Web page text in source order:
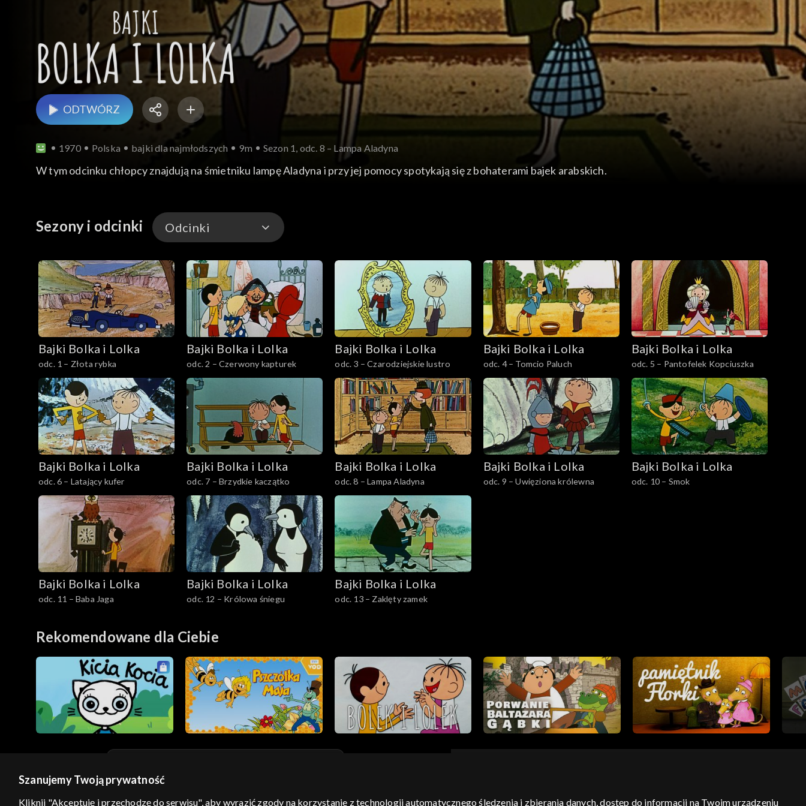
ODTWÓRZ
1970 Polska bajki dla najmłodszych 9m Sezon 1, odc. 8 – Lampa Aladyna
W tym odcinku chłopcy znajdują na śmietniku lampę Aladyna i przy jej pomocy spotykają się z bohaterami bajek arabskich.
Sezony i odcinki Odcinki
Odcinki
Bajki Bolka i Lolka
odc. 1 – Złota rybka
Bajki Bolka i Lolka
odc. 2 – Czerwony kapturek
Bajki Bolka i Lolka
odc. 3 – Czarodziejskie lustro
Bajki Bolka i Lolka
odc. 4 – Tomcio Paluch
Bajki Bolka i Lolka
odc. 5 – Pantofelek Kopciuszka
Bajki Bolka i Lolka
odc. 6 – Latający kufer
Bajki Bolka i Lolka
odc. 7 – Brzydkie kaczątko
Bajki Bolka i Lolka
odc. 8 – Lampa Aladyna
Bajki Bolka i Lolka
odc. 9 – Uwięziona królewna
Bajki Bolka i Lolka
odc. 10 – Smok
Bajki Bolka i Lolka
odc. 11 – Baba Jaga
Bajki Bolka i Lolka
odc. 12 – Królowa śniegu
Bajki Bolka i Lolka
odc. 13 – Zaklęty zamek
Rekomendowane dla Ciebie
© 2026 Telewizja Polska S.A. w likwidacji
Szanujemy Twoją prywatność
Kliknij "Akceptuję i przechodzę do serwisu", aby wyrazić zgody na korzystanie z technologii automatycznego śledzenia i zbierania danych, dostęp do informacji na Twoim urządzeniu